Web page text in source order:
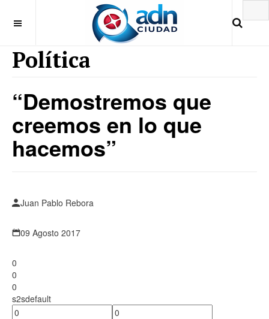
Política
“Demostremos que
creemos en lo que
hacemos”
Juan Pablo Rebora
09 Agosto 2017
0
0
0
s2sdefault